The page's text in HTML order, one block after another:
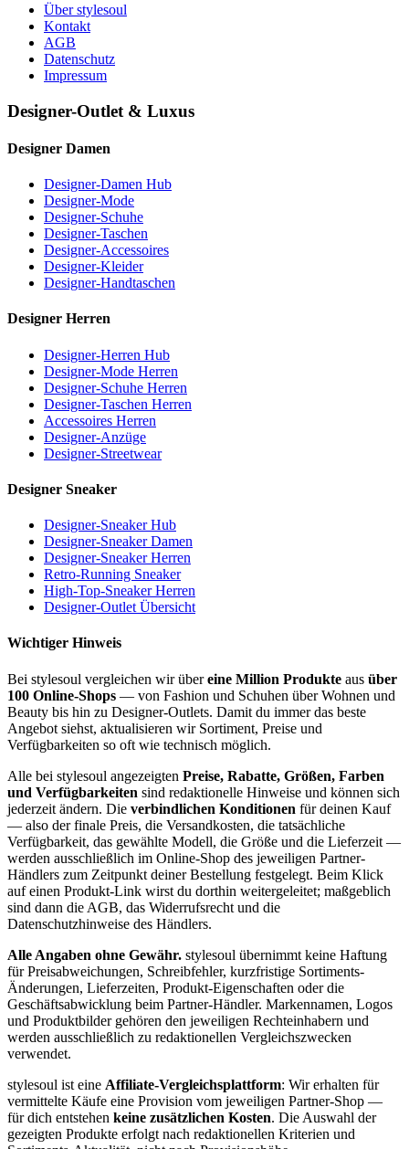
Über stylesoul
Kontakt
AGB
Datenschutz
Impressum
Designer-Outlet & Luxus
Designer Damen
Designer-Damen Hub
Designer-Mode
Designer-Schuhe
Designer-Taschen
Designer-Accessoires
Designer-Kleider
Designer-Handtaschen
Designer Herren
Designer-Herren Hub
Designer-Mode Herren
Designer-Schuhe Herren
Designer-Taschen Herren
Accessoires Herren
Designer-Anzüge
Designer-Streetwear
Designer Sneaker
Designer-Sneaker Hub
Designer-Sneaker Damen
Designer-Sneaker Herren
Retro-Running Sneaker
High-Top-Sneaker Herren
Designer-Outlet Übersicht
Wichtiger Hinweis
Bei stylesoul vergleichen wir übereine Million Produkte aus über
100 Online-Shops — von Fashion und Schuhen über Wohnen und
Beauty bis hin zu Designer-Outlets. Damit du immer das beste
Angebot siehst, aktualisieren wir Sortiment, Preise und
Verfügbarkeiten so oft wie technisch möglich.
Alle bei stylesoul angezeigten Preise, Rabatte, Größen, Farben
und Verfügbarkeiten sind redaktionelle Hinweise und können sich
jederzeit ändern. Die verbindlichen Konditionen für deinen Kauf
— also der finale Preis, die Versandkosten, die tatsächliche
Verfügbarkeit, das gewählte Modell, die Größe und die Lieferzeit —
werden ausschließlich im Online-Shop des jeweiligen Partner-
Händlers zum Zeitpunkt deiner Bestellung festgelegt. Beim Klick
auf einen Produkt-Link wirst du dorthin weitergeleitet; maßgeblich
sind dann die AGB, das Widerrufsrecht und die
Datenschutzhinweise des Händlers.
Alle Angaben ohne Gewähr. stylesoul übernimmt keine Haftung
für Preisabweichungen, Schreibfehler, kurzfristige Sortiments-
Änderungen, Lieferzeiten, Produkt-Eigenschaften oder die
Geschäftsabwicklung beim Partner-Händler. Markennamen, Logos
und Produktbilder gehören den jeweiligen Rechteinhabern und
werden ausschließlich zu redaktionellen Vergleichszwecken
verwendet.
stylesoul ist eine Affiliate-Vergleichsplattform: Wir erhalten für
vermittelte Käufe eine Provision vom jeweiligen Partner-Shop —
für dich entstehen keine zusätzlichen Kosten. Die Auswahl der
gezeigten Produkte erfolgt nach redaktionellen Kriterien und